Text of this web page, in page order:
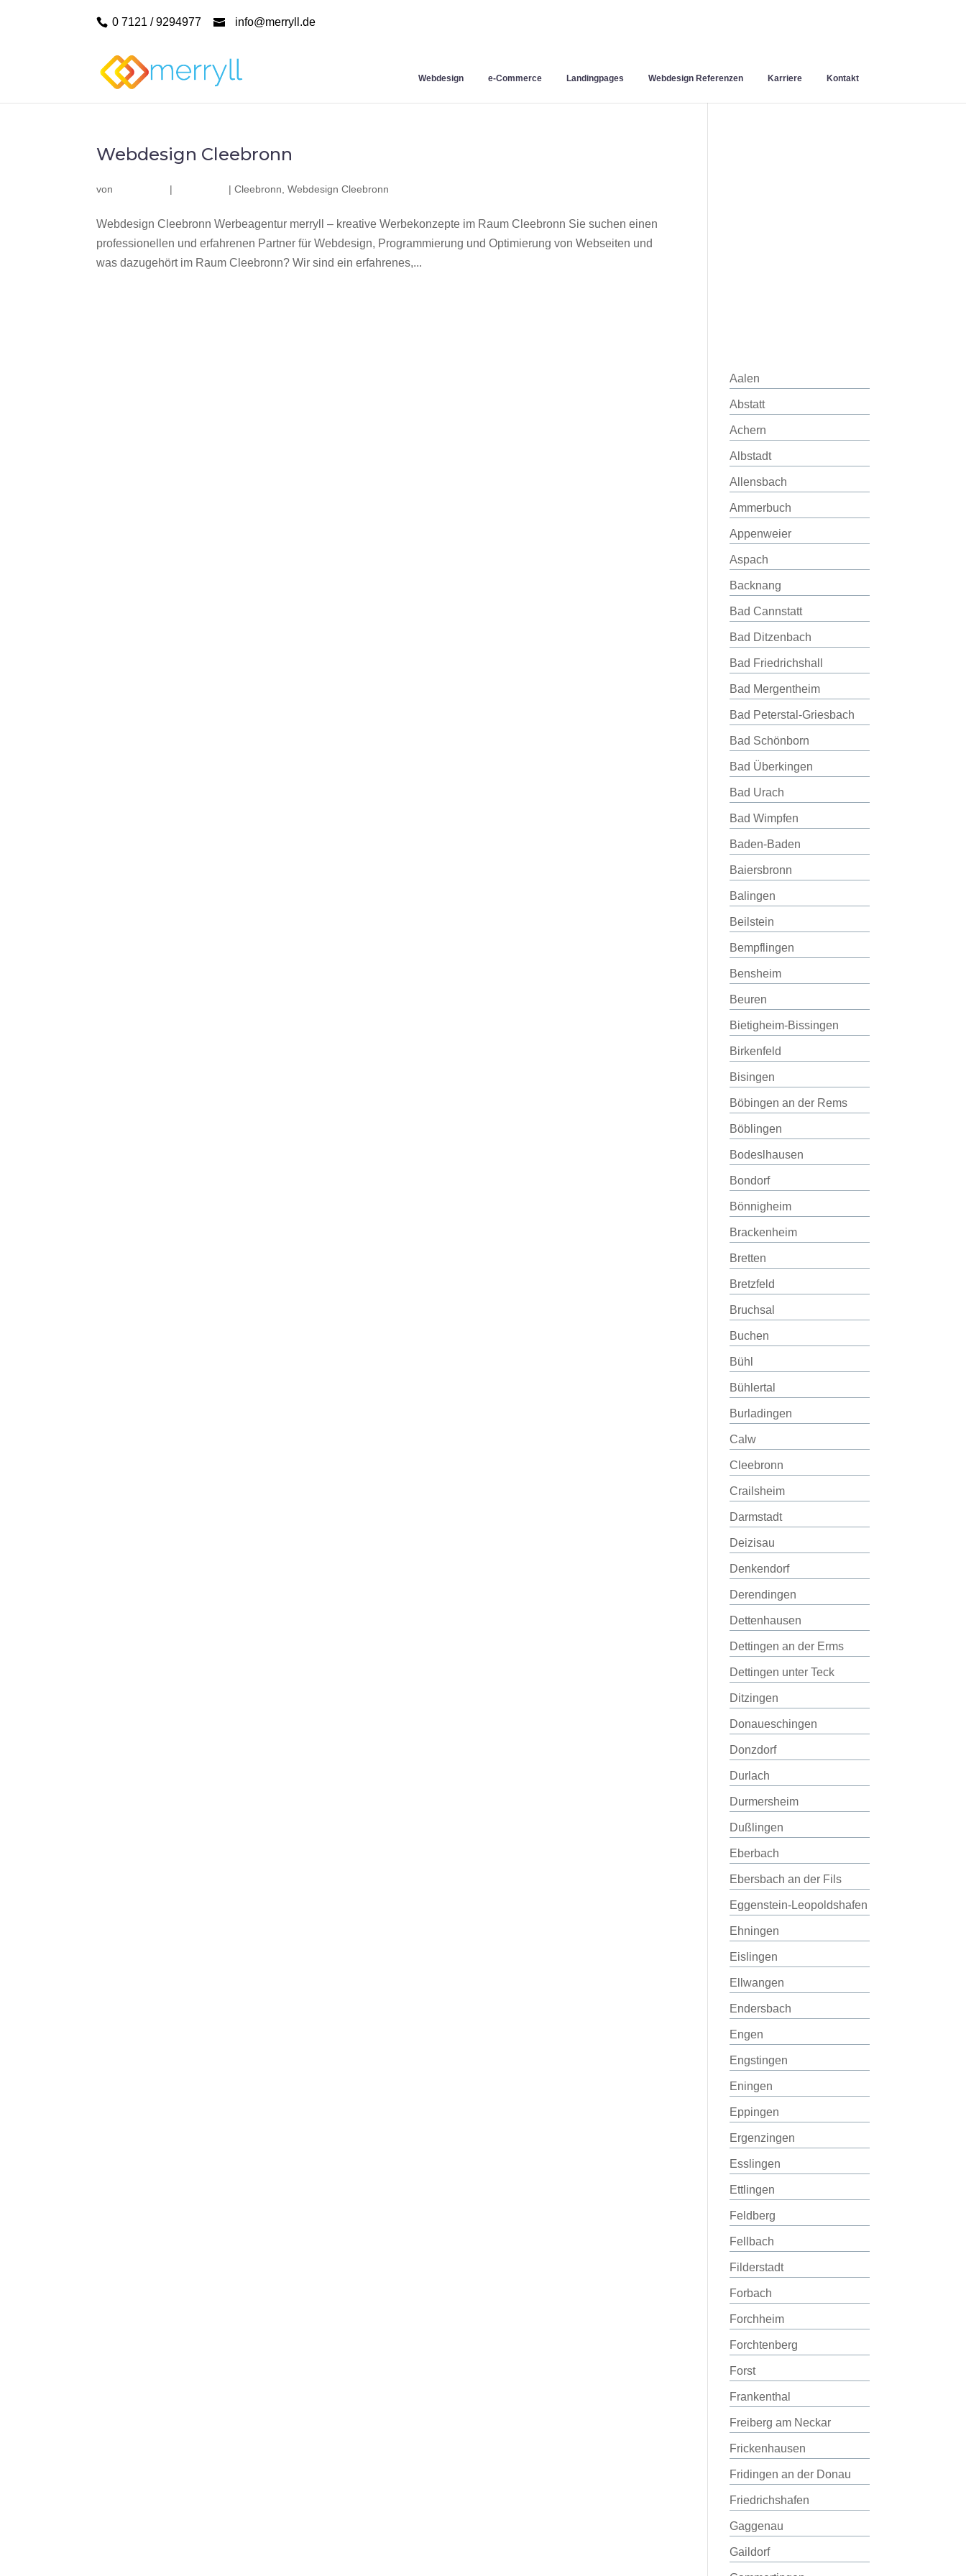
0 7121 / 9294977 info@merryll.de
Webdesign e-Commerce Landingpages Webdesign Referenzen Karriere Kontakt
Webdesign Cleebronn
von | |Cleebronn ,Webdesign Cleebronn
Webdesign Cleebronn Werbeagentur merryll – kreative Werbekonzepte im Raum Cleebronn Sie suchen einen
professionellen und erfahrenen Partner für Webdesign, Programmierung und Optimierung von Webseiten und
was dazugehört im Raum Cleebronn? Wir sind ein erfahrenes,...
Aalen
Abstatt
Achern
Albstadt
Allensbach
Ammerbuch
Appenweier
Aspach
Backnang
Bad Cannstatt
Bad Ditzenbach
Bad Friedrichshall
Bad Mergentheim
Bad Peterstal-Griesbach
Bad Schönborn
Bad Überkingen
Bad Urach
Bad Wimpfen
Baden-Baden
Baiersbronn
Balingen
Beilstein
Bempflingen
Bensheim
Beuren
Bietigheim-Bissingen
Birkenfeld
Bisingen
Böbingen an der Rems
Böblingen
Bodeslhausen
Bondorf
Bönnigheim
Brackenheim
Bretten
Bretzfeld
Bruchsal
Buchen
Bühl
Bühlertal
Burladingen
Calw
Cleebronn
Crailsheim
Darmstadt
Deizisau
Denkendorf
Derendingen
Dettenhausen
Dettingen an der Erms
Dettingen unter Teck
Ditzingen
Donaueschingen
Donzdorf
Durlach
Durmersheim
Dußlingen
Eberbach
Ebersbach an der Fils
Eggenstein-Leopoldshafen
Ehningen
Eislingen
Ellwangen
Endersbach
Engen
Engstingen
Eningen
Eppingen
Ergenzingen
Esslingen
Ettlingen
Feldberg
Fellbach
Filderstadt
Forbach
Forchheim
Forchtenberg
Forst
Frankenthal
Freiberg am Neckar
Frickenhausen
Fridingen an der Donau
Friedrichshafen
Gaggenau
Gaildorf